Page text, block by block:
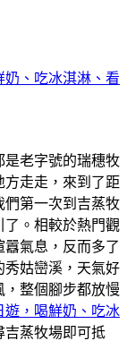
、吃冰淇淋、看
是老字號的瑞穗牧
走走，來到了距
們第一次到吉蒸牧
。相較於熱門觀
氣息，反而多了
秀姑巒溪，天氣好
，整個腳步都放慢
遊，喝鮮奶、吃冰
吉蒸牧場即可抵